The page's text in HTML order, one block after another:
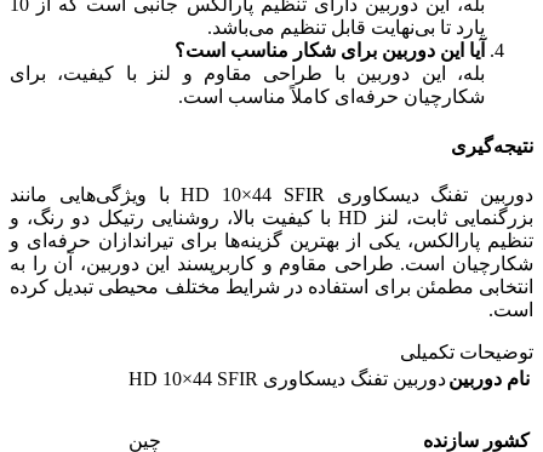
بله، این دوربین دارای تنظیم پارالکس جانبی است که از 10
یارد تا بی‌نهایت قابل تنظیم می‌باشد.
آیا این دوربین برای شکار مناسب است؟
بله، این دوربین با طراحی مقاوم و لنز با کیفیت، برای
شکارچیان حرفه‌ای کاملاً مناسب است.
نتیجه‌گیری
دوربین تفنگ دیسکاوری HD 10×44 SFIR با ویژگی‌هایی مانند
بزرگنمایی ثابت، لنز HD با کیفیت بالا، روشنایی رتیکل دو رنگ، و
تنظیم پارالکس، یکی از بهترین گزینه‌ها برای تیراندازان حرفه‌ای و
شکارچیان است. طراحی مقاوم و کاربرپسند این دوربین، آن را به
انتخابی مطمئن برای استفاده در شرایط مختلف محیطی تبدیل کرده
است.
توضیحات تکمیلی
نام دوربیندوربین تفنگ دیسکاوری HD 10×44 SFIR
کشور سازنده چین